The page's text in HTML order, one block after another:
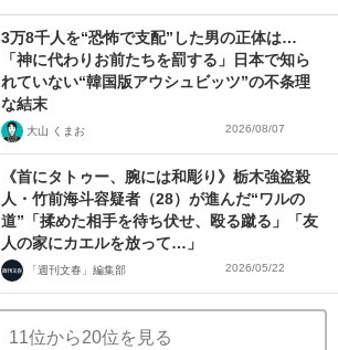
3万8千人を“恐怖で支配”した男の正体は…
「神に代わりお前たちを罰する」日本で知ら
れていない“韓国版アウシュビッツ”の不条理
な結末
大山 くまお 2026/08/07
《首にタトゥー、腕には和彫り》栃木強盗殺
人・竹前海斗容疑者（28）が進んだ“ワルの
道”「揉めた相手を待ち伏せ、殴る蹴る」「友
人の家にカエルを放って…」
「週刊文春」編集部 2026/05/22
11位から20位を見る